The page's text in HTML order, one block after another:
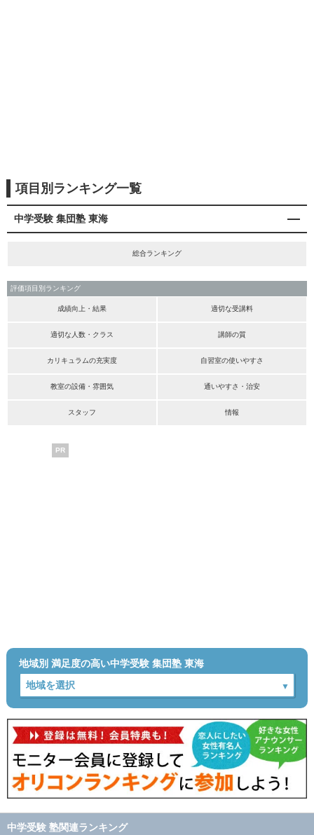
項目別ランキング一覧
中学受験 集団塾 東海
総合ランキング
評価項目別ランキング
成績向上・結果 適切な受講料
適切な人数・クラス 講師の質
カリキュラムの充実度 自習室の使いやすさ
教室の設備・雰囲気 通いやすさ・治安
スタッフ 情報
PR
地域別 満足度の高い中学受験 集団塾 東海
中学受験 塾関連ランキング